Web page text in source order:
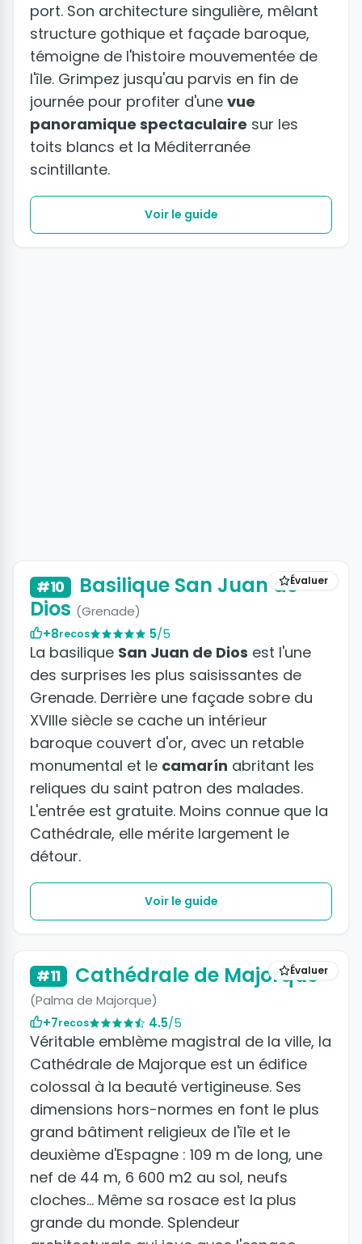
port. Son architecture singulière, mêlant
structure gothique et façade baroque,
témoigne de l'histoire mouvementée de
l'île. Grimpez jusqu'au parvis en fin de
journée pour profiter d'une vue
panoramique spectaculaire sur les
toits blancs et la Méditerranée
scintillante.
Voir le guide
Évaluer
#10
Basilique San Juan de
Dios (Grenade)
+8recos 5/5
La basilique San Juan de Dios est l'une
des surprises les plus saisissantes de
Grenade. Derrière une façade sobre du
XVIIIe siècle se cache un intérieur
baroque couvert d'or, avec un retable
monumental et le camarín abritant les
reliques du saint patron des malades.
L'entrée est gratuite. Moins connue que la
Cathédrale, elle mérite largement le
détour.
Voir le guide
Évaluer
#11 Cathédrale de Majorque
(Palma de Majorque)
+7recos 4.5/5
Véritable emblème magistral de la ville, la
Cathédrale de Majorque est un édifice
colossal à la beauté vertigineuse. Ses
dimensions hors-normes en font le plus
grand bâtiment religieux de l'île et le
deuxième d'Espagne : 109 m de long, une
nef de 44 m, 6 600 m2 au sol, neufs
cloches... Même sa rosace est la plus
grande du monde. Splendeur